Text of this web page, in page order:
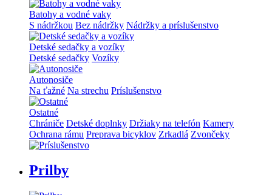
Batohy a vodné vaky
S nádržkou Bez nádržky Nádržky a príslušenstvo
Detské sedačky a vozíky
Detské sedačky Vozíky
Autonosiče
Na ťažné Na strechu Príslušenstvo
Ostatné
Chrániče Detské doplnky Držiaky na telefón Kamery
Ochrana rámu Preprava bicyklov Zrkadlá Zvončeky
Prilby